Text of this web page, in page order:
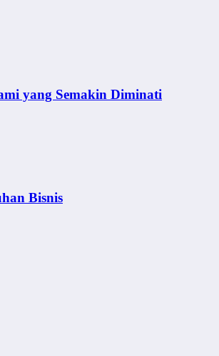
yang Semakin Diminati
Bisnis